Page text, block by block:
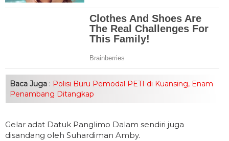
Baca Juga : Polisi Buru Pemodal PETI di Kuansing, Enam
Penambang Ditangkap
Gelar adat Datuk Panglimo Dalam sendiri juga
disandang oleh Suhardiman Amby.